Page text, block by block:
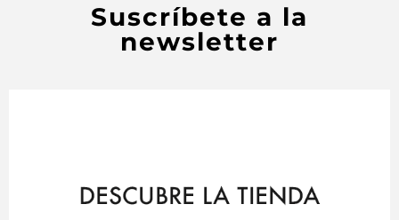
Suscríbete a la
newsletter